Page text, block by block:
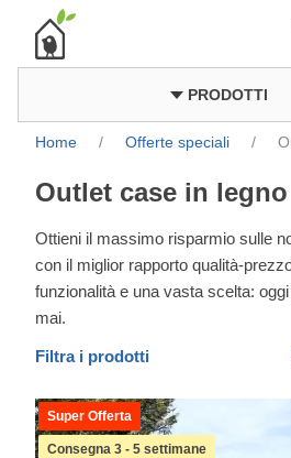
PRODOTTI
Home / Offerte speciali /
Outlet case in legno
Ottieni il massimo risparmio sulle
con il miglior rapporto qualità-
funzionalità e una vasta scelta:
mai.
Filtra i prodotti
Super Offerta
Consegna 3 - 5 settimane